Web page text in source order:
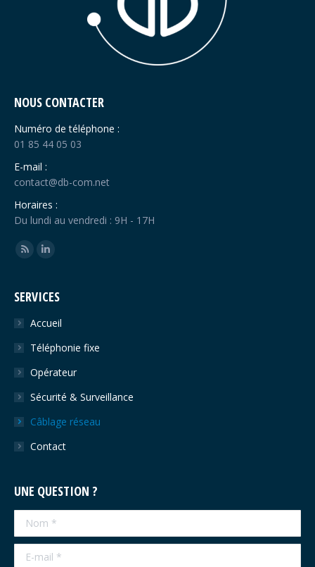
NOUS CONTACTER
Numéro de téléphone :
01 85 44 05 03
E-mail :
contact@db-com.net
Horaires :
Du lundi au vendredi : 9H - 17H
Trouvez nous sur :
SERVICES
Accueil
Téléphonie fixe
Opérateur
Sécurité & Surveillance
Câblage réseau
Contact
UNE QUESTION ?
Nom *
E-mail *